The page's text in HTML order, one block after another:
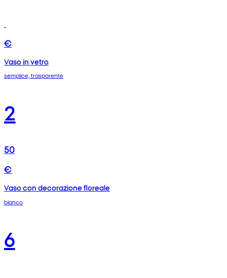
€
Vaso in vetro
semplice, trasparente
2
50
€
Vaso con decorazione floreale
bianco
6